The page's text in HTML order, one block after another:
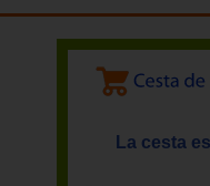
La cesta